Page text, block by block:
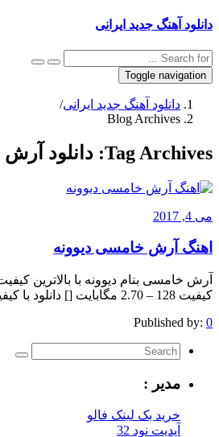
دانلود آهنگ جدید ایرانی
Toggle navigation
دانلود آهنگ جدید ایرانی/
Blog Archives
Tag Archives: دانلود
می 4, 2017
اهنگ آرش خامسی دیوونه
کیفیت 128 – 2.70 مگابایت [] دانلود با کیفیت 320 – 6.30 مگابایت [] The post appeared first on .
Published by: 0
مدیر :
خرید بک لینک فالو
آپدیت نود 32